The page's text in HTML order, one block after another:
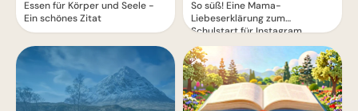
Essen für Körper und Seele -
Ein schönes Zitat
So süß! Eine Mama-
Liebeserklärung zum
Schulstart für Instagram